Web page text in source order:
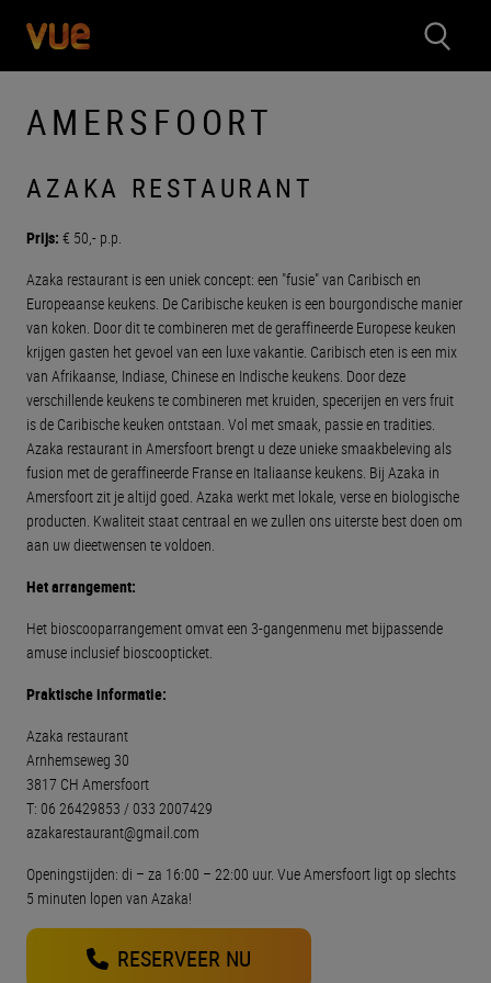
AMERSFOORT
AZAKA RESTAURANT
Prijs: € 50,- p.p.
Azaka restaurant is een uniek concept: een "fusie" van Caribisch en
Europeaanse keukens. De Caribische keuken is een bourgondische manier
van koken. Door dit te combineren met de geraffineerde Europese keuken
krijgen gasten het gevoel van een luxe vakantie. Caribisch eten is een mix
van Afrikaanse, Indiase, Chinese en Indische keukens. Door deze
verschillende keukens te combineren met kruiden, specerijen en vers fruit
is de Caribische keuken ontstaan. Vol met smaak, passie en tradities.
Azaka restaurant in Amersfoort brengt u deze unieke smaakbeleving als
fusion met de geraffineerde Franse en Italiaanse keukens. Bij Azaka in
Amersfoort zit je altijd goed. Azaka werkt met lokale, verse en biologische
producten. Kwaliteit staat centraal en we zullen ons uiterste best doen om
aan uw dieetwensen te voldoen.
Het arrangement:
Het bioscooparrangement omvat een 3-gangenmenu met bijpassende
amuse inclusief bioscoopticket.
Praktische informatie:
Azaka restaurant
Arnhemseweg 30
3817 CH Amersfoort
T: 06 26429853 / 033 2007429
azakarestaurant@gmail.com
Openingstijden: di – za 16:00 – 22:00 uur. Vue Amersfoort ligt op slechts
5 minuten lopen van Azaka!
RESERVEER NU